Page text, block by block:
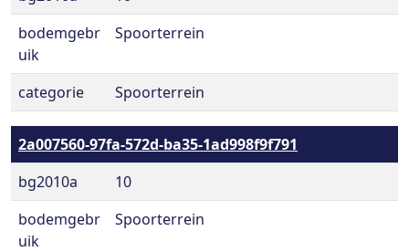
bodemgebr
uik
Spoorterrein
categorie Spoorterrein
2a007560-97fa-572d-ba35-1ad998f9f791
bg2010a
10
bodemgebr
uik
Spoorterrein